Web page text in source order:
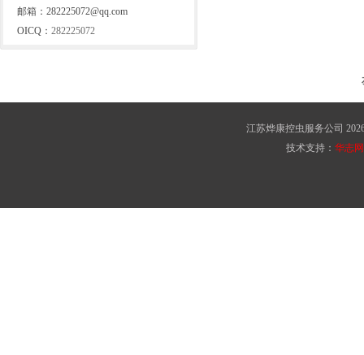
邮箱：282225072@qq.com
OICQ： 282225072
江苏烨康控虫服务公司
技术支持： 华志